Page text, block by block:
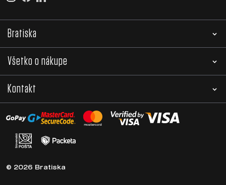
Bratiska
Všetko o nákupe
Kontakt
© 2026 Bratiska